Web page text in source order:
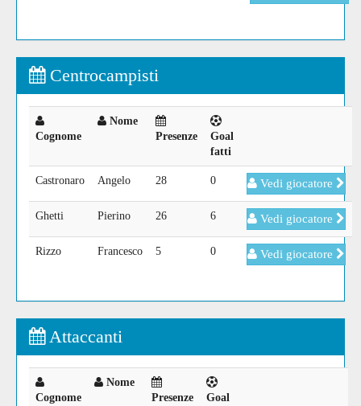
Centrocampisti
Cognome
Nome
Presenze
Goal
fatti
Castronaro Angelo 28 0 Vedi giocatore
Ghetti Pierino 26 6 Vedi giocatore
Rizzo Francesco 5 0 Vedi giocatore
Attaccanti
Cognome
Nome
Presenze
Goal